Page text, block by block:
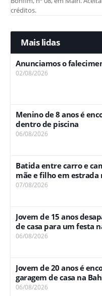
créditos.
Mais lidas
Anunciamos o
02/08/2026
Menino de 8 anos é
dentro de piscina
06/08/2026
Batida entre carro e
mãe e filho em estrada
07/08/2026
Jovem de 15 anos
de casa para um festa
06/08/2026
Jovem de 20 anos é
garagem de casa na
06/08/2026